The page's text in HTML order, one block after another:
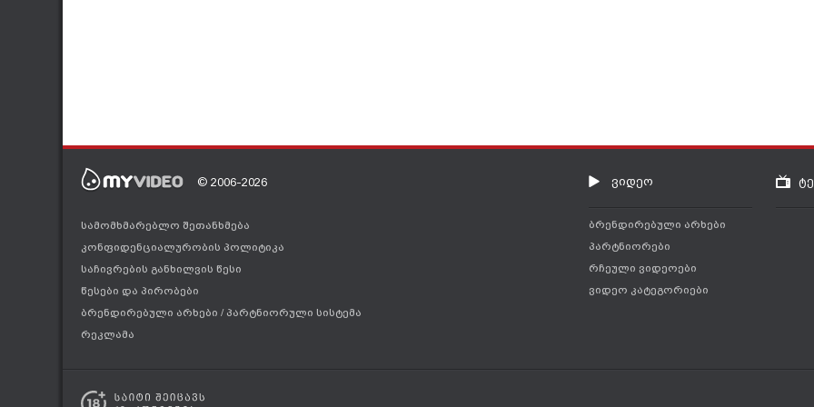
© 2006-2026
სამომხმარებლო შეთანხმება
კონფიდენციალურობის პოლიტიკა
საჩივრების განხილვის წესი
წესები და პირობები
ბრენდირებული არხები / პარტნიორული სისტემა
რეკლამა
ვიდეო
ბრენდირებული არხები
პარტნიორები
რჩეული ვიდეოები
ვიდეო კატეგორიები